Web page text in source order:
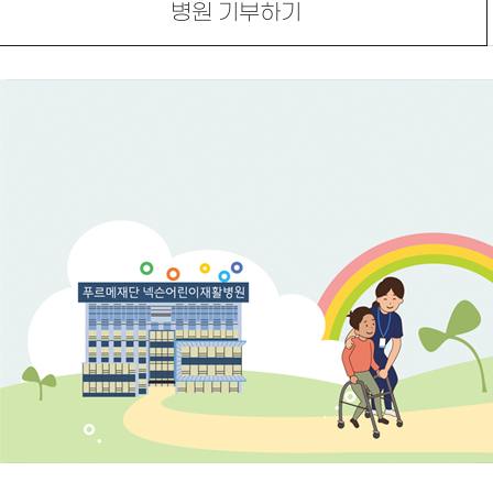
병원 기부하기